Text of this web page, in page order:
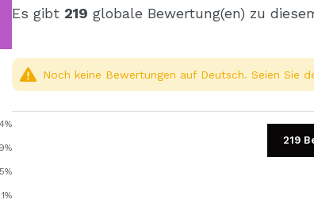
9%
5%
1%
Es gibt 219 globale Bewertung(en) zu
Noch keine Bewertungen auf Deutsch. Seien Sie
219